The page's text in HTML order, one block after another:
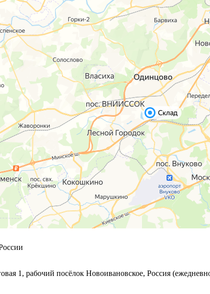
1, рабочий посёлок Новоивановское, Россия